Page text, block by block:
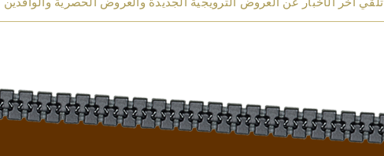
تلقي آخر الأخبار عن العروض الترويجية الجديدة والعروض الحصرية والوافدين